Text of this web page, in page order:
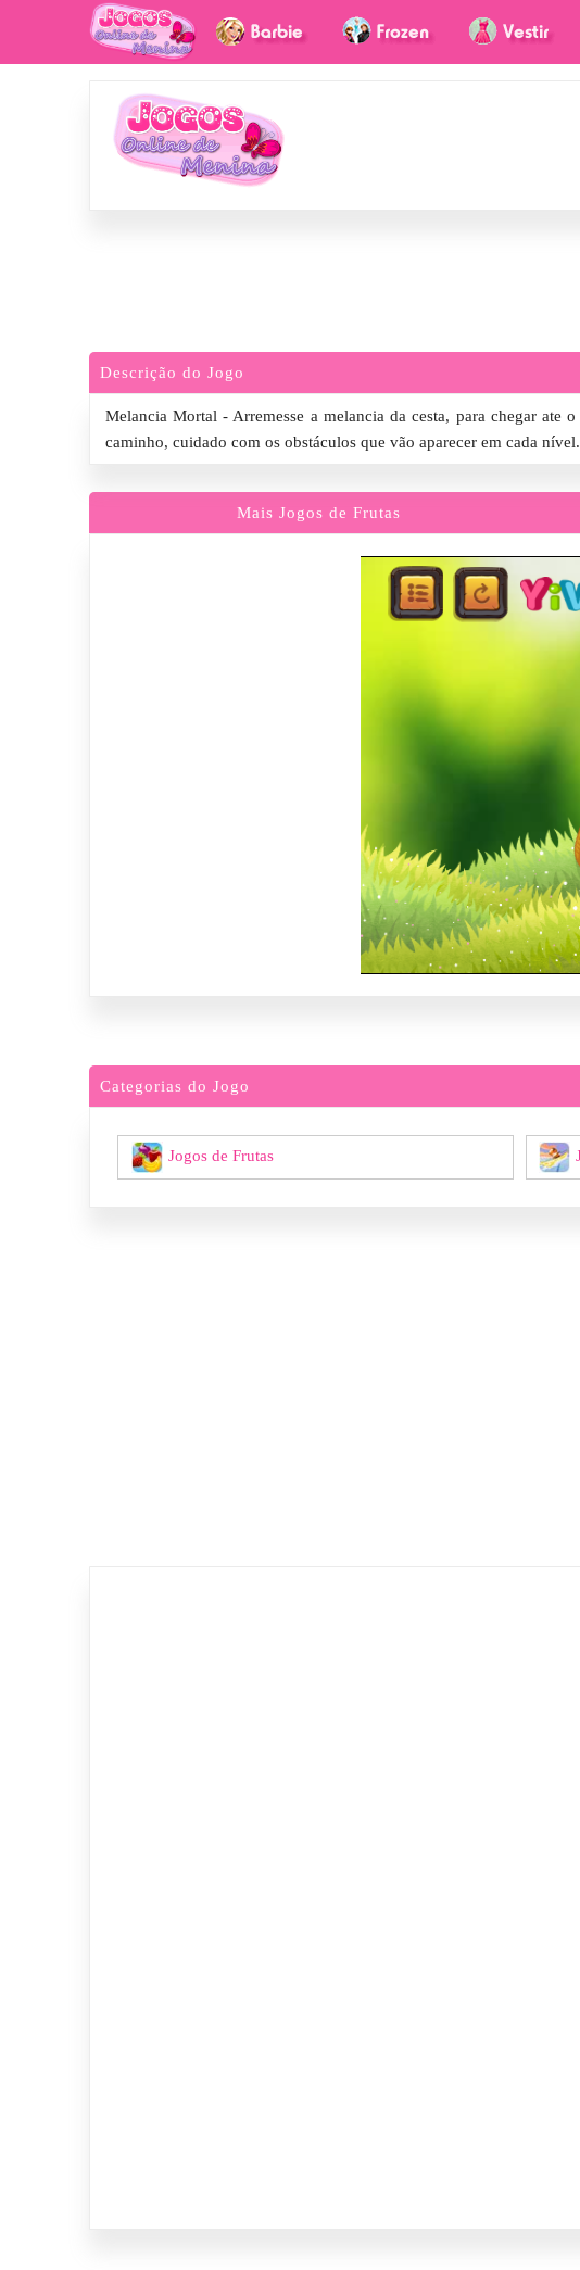
Descrição do Jogo
Melancia Mortal - Arremesse a melancia da cesta, para chegar ate
caminho, cuidado com os obstáculos que vão aparecer em cada nível.
Mais Jogos de Frutas
Categorias do Jogo
Jogos de Frutas